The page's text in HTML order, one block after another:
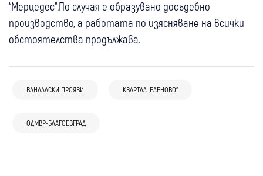
“Мерцедес“.По случая е образувано досъдебно
производство, а работата по изясняване на всички
обстоятелства продължава.
ВАНДАЛСКИ ПРОЯВИ КВАРТАЛ „ЕЛЕНОВО“
ОДМВР-БЛАГОЕВГРАД
Благоевград 07 авг
с мотор край Катунци
Задържаха двама мъже в Разлог след
Благоевград Крими